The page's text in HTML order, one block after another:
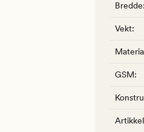
Bredde:
Vekt:
GSM: